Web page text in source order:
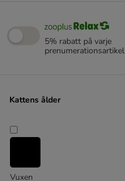
% Erbjudanden
Alpha Spirit
5% rabatt på varje
prenumerationsartikel
Kattens ålder
Vuxen